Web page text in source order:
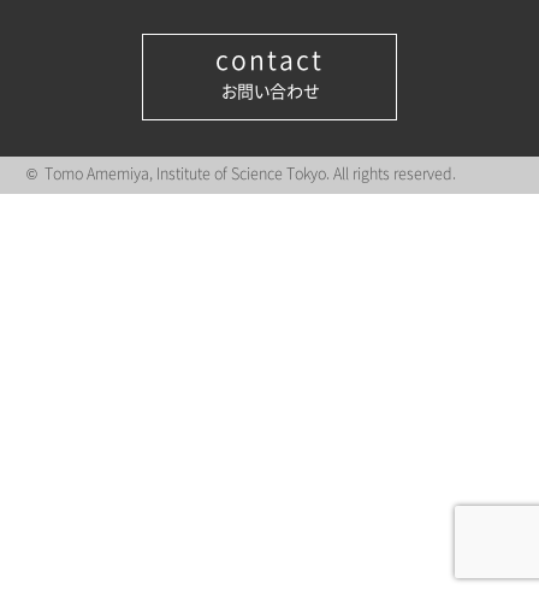
contact
お問い合わせ
© Tomo Amemiya, Institute of Science Tokyo. All rights reserved.